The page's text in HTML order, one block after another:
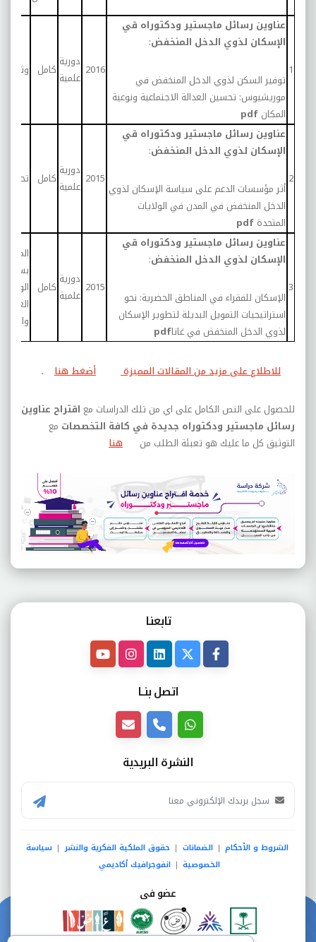
1
عناوين رسائل ماجستير ودكتوراه قي
الإسكان لذوي الدخل المنخفض:
توفير السكن لذوي الدخل المنخفض في
موريشيوس: تحسين العدالة الاجتماعية ونوعية
المكان pdf
2016 دورية
علمية كامل وثائقية
2
عناوين رسائل ماجستير ودكتوراه قي
الإسكان لذوي الدخل المنخفض:
أثر مؤسسات الدعم على سياسة الإسكان لذوي
الدخل المنخفض في المدن في الولايات
المتحدة pdf
2015 دورية
علمية كامل تحليلية
3
عناوين رسائل ماجستير ودكتوراه قي
الإسكان لذوي الدخل المنخفض:
الإسكان للفقراء في المناطق الحضرية: نحو
استراتيجيات التمويل البديلة لتطوير الإسكان
لذوي الدخل المنخفض في غاناpdf
2015 دورية
علمية كامل
بسوق
الوحدات
العقارية
للاطلاع على مزيد من المقالات المميزة أضغط هنا .
للحصول على النص الكامل على اي من تلك الدراسات مع اقتراح عناوين
رسائل ماجستير ودكتوراه جديدة في كافة التخصصات مع
التوثيق كل ما عليك هو تعبئة الطلب من
هنا
تابعنـا
اتصل بنــا
النشرة البريدية
الشروط و الأحكام | الضمانات | حقوق الملكية الفكرية والنشر | سياسة
الخصوصية | انفوجرافيك أكاديمي
عضو فى